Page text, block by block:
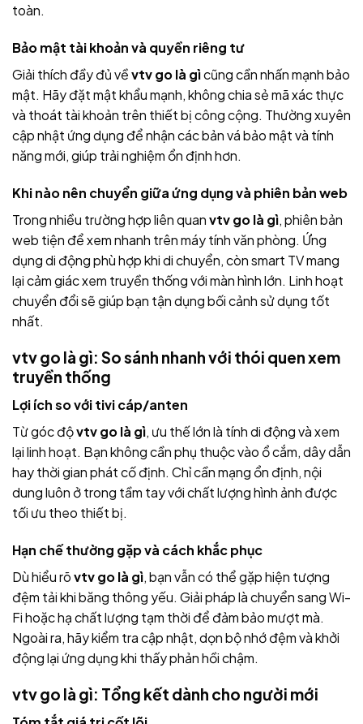
toàn.
Bảo mật tài khoản và quyền riêng tư
Giải thích đầy đủ vềvtv go là gìcũng cần nhấn mạnh bảo
mật. Hãy đặt mật khẩu mạnh, không chia sẻ mã xác thực
và thoát tài khoản trên thiết bị công cộng. Thường xuyên
cập nhật ứng dụng để nhận các bản vá bảo mật và tính
năng mới, giúp trải nghiệm ổn định hơn.
Khi nào nên chuyển giữa ứng dụng và phiên bản web
Trong nhiều trường hợp liên quanvtv go là gì, phiên bản
web tiện để xem nhanh trên máy tính văn phòng. Ứng
dụng di động phù hợp khi di chuyển, còn smart TV mang
lại cảm giác xem truyền thống với màn hình lớn. Linh hoạt
chuyển đổi sẽ giúp bạn tận dụng bối cảnh sử dụng tốt
nhất.
vtv go là gì: So sánh nhanh với thói quen xem
truyền thống
Lợi ích so với tivi cáp/anten
Từ góc độvtv go là gì, ưu thế lớn là tính di động và xem
lại linh hoạt. Bạn không cần phụ thuộc vào ổ cắm, dây dẫn
hay thời gian phát cố định. Chỉ cần mạng ổn định, nội
dung luôn ở trong tầm tay với chất lượng hình ảnh được
tối ưu theo thiết bị.
Hạn chế thường gặp và cách khắc phục
Dù hiểu rõvtv go là gì, bạn vẫn có thể gặp hiện tượng
đệm tải khi băng thông yếu. Giải pháp là chuyển sang Wi-
Fi hoặc hạ chất lượng tạm thời để đảm bảo mượt mà.
Ngoài ra, hãy kiểm tra cập nhật, dọn bộ nhớ đệm và khởi
động lại ứng dụng khi thấy phản hồi chậm.
vtv go là gì: Tổng kết dành cho người mới